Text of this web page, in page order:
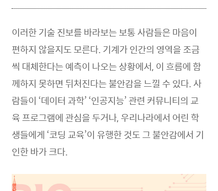
이러한 기술 진보를 바라보는 보통 사람들은 마음이
편하지 않을지도 모른다. 기계가 인간의 영역을 조금
씩 대체한다는 예측이 나오는 상황에서, 이 흐름에 함
께하지 못하면 뒤처진다는 불안감을 느낄 수 있다. 사
람들이 ‘데이터 과학’ ‘인공지능’ 관련 커뮤니티의 교
육 프로그램에 관심을 두거나, 우리나라에서 어린 학
생들에게 ‘코딩 교육’이 유행한 것도 그 불안감에서 기
인한 바가 크다.